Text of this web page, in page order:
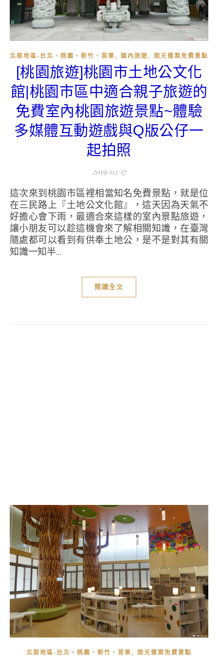
北部地區-台北、桃園、新竹、苗栗 , 國內旅遊, 雨天備案免費景點
[桃園旅遊]桃園市土地公文化
館|桃園市區中適合親子旅遊的
免費室內桃園旅遊景點~體驗
多媒體互動遊戲與Q版公仔一
起拍照
2019/03/17
這次來到桃園市區裡相當知名免費景點，就是位
在三民路上『土地公文化館』，這天因為天氣不
好擔心會下雨，最適合來這樣的室內景點旅遊，
讓小朋友可以趁這機會來了解相關知識，在臺灣
隨處都可以看到有供奉土地公，是不是對其有關
知識一知半...
閱讀全文
北部地區-台北、桃園、新竹、苗栗 , 雨天備案免費景點